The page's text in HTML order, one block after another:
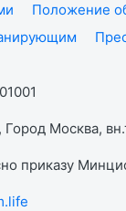
Положение
Москва,
приказу